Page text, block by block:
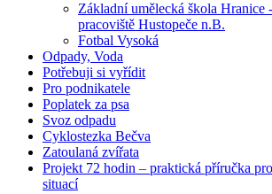
Základní umělecká škola Hranice
pracoviště Hustopeče n.B.
Fotbal Vysoká
Odpady, Voda
Potřebuji si vyřídit
Pro podnikatele
Poplatek za psa
Svoz odpadu
Cyklostezka Bečva
Zatoulaná zvířata
Projekt 72 hodin – praktická příručka
situací